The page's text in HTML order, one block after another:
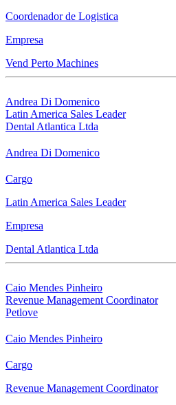
Coordenador de Logistica
Empresa
Vend Perto Machines
Andrea Di Domenico
Latin America Sales Leader
Dental Atlantica Ltda
Andrea Di Domenico
Cargo
Latin America Sales Leader
Empresa
Dental Atlantica Ltda
Caio Mendes Pinheiro
Revenue Management Coordinator
Petlove
Caio Mendes Pinheiro
Cargo
Revenue Management Coordinator